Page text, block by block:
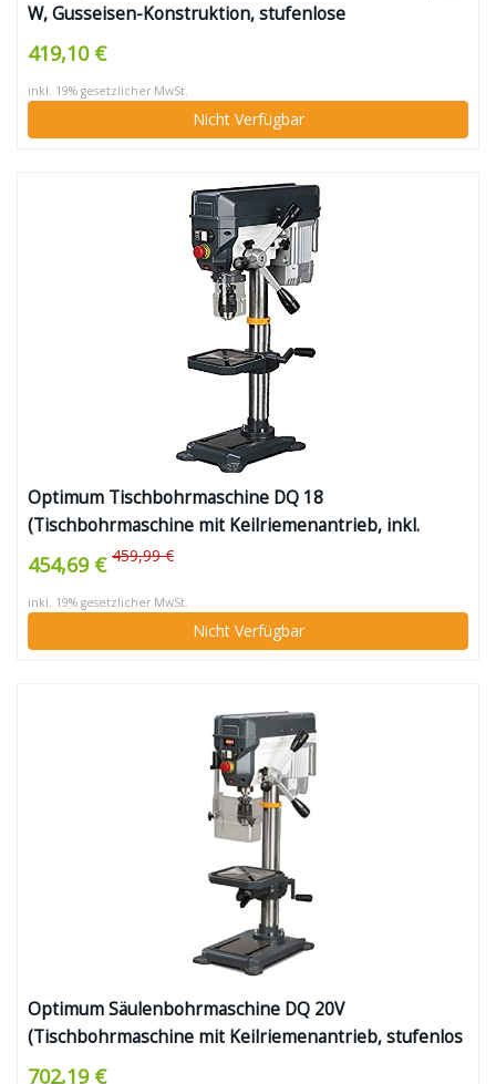
W, Gusseisen-Konstruktion, stufenlose
Drehzahlregulierung, Bohrfutter 16mm, Laser, LED,
inkl. Tischverbreiterung)
419,10 €
inkl. 19% gesetzlicher MwSt.
Nicht Verfügbar
Optimum Tischbohrmaschine DQ 18
(Tischbohrmaschine mit Keilriemenantrieb, inkl.
Arbeitstisch neigbar + drehbar, Pinolenhub 65 mm,
Spindelaufnahme MK2)
454,69 € 459,99 €
inkl. 19% gesetzlicher MwSt.
Nicht Verfügbar
Optimum Säulenbohrmaschine DQ 20V
(Tischbohrmaschine mit Keilriemenantrieb, stufenlos
einstellbarer Drehzahl, Arbeitsfläche 243×243 mm,
702,19 €